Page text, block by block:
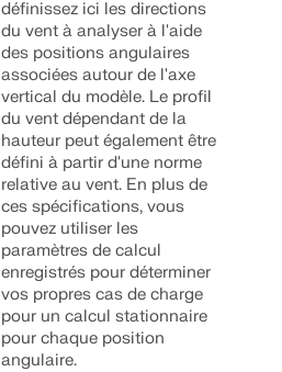
définissez ici les directions
du vent à analyser à l'aide
des positions angulaires
associées autour de l'axe
vertical du modèle. Le profil
du vent dépendant de la
hauteur peut également être
défini à partir d'une norme
relative au vent. En plus de
ces spécifications, vous
pouvez utiliser les
paramètres de calcul
enregistrés pour déterminer
vos propres cas de charge
pour un calcul stationnaire
pour chaque position
angulaire.